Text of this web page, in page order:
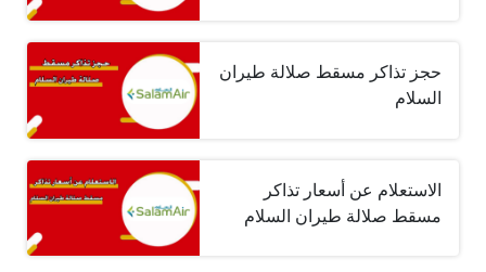
حجز تذاكر مسقط صلالة طيران
السلام
الاستعلام عن أسعار تذاكر
مسقط صلالة طيران السلام